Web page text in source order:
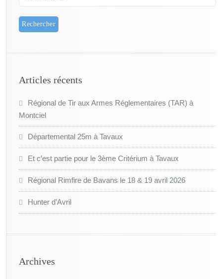
Articles récents
Régional de Tir aux Armes Réglementaires (TAR) à
Montciel
Départemental 25m à Tavaux
Et c’est partie pour le 3ème Critérium à Tavaux
Régional Rimfire de Bavans le 18 & 19 avril 2026
Hunter d’Avril
Archives